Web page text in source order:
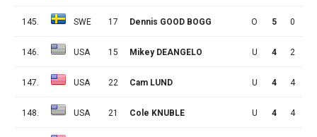
145. SWE 17 Dennis GOOD BOGG O 5 0
146. USA 15 Mikey DEANGELO U 4 2
147. USA 22 Cam LUND U 4 4
148. USA 21 Cole KNUBLE U 4 4